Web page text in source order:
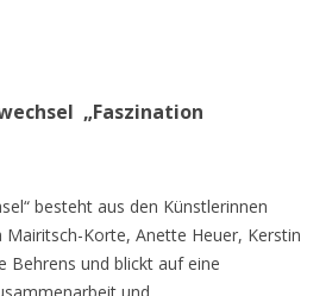
„Faszination
besteht aus den Künstlerinnen
Mairitsch-Korte, Anette Heuer, Kerstin
Behrens und blickt auf eine